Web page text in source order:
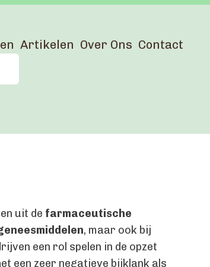
Artikelen Over Ons Contact
uit de farmaceutische
, maar ook bij
een rol spelen in de opzet
een zeer negatieve bijklank als